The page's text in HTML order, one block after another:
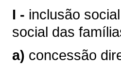
I - inclusão
social das
a) concessão